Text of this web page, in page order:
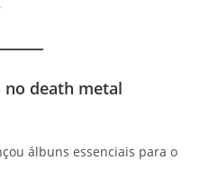
no death metal
álbuns essenciais para o